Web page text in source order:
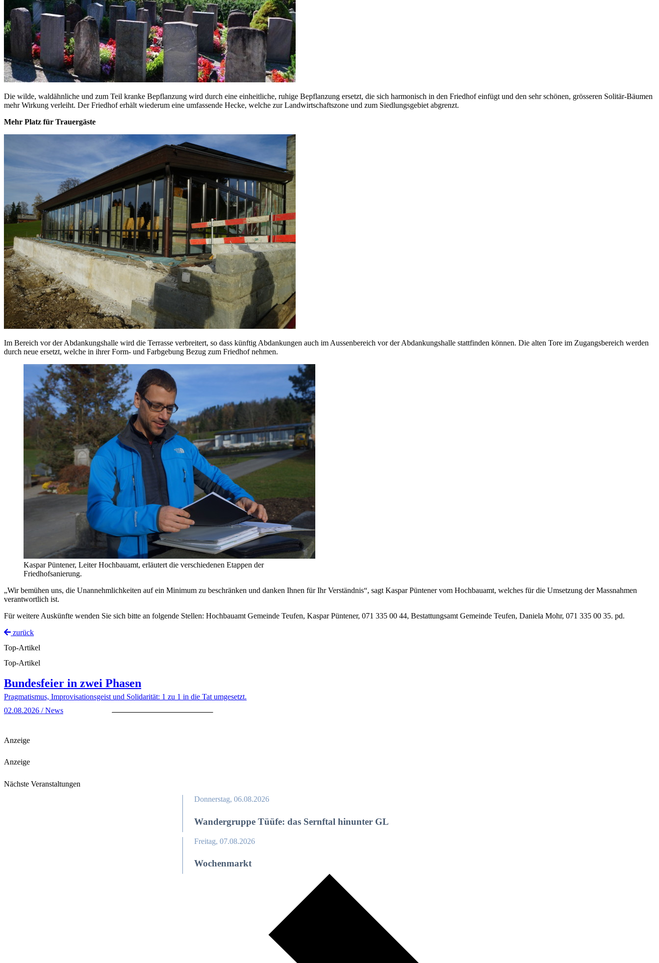
Die wilde, waldähnliche und zum Teil kranke Bepflanzung wird durch eine einheitliche, ruhige Bepflanzung ersetzt, die sich harmonisch in den Friedhof einfügt und den sehr schönen, grösseren Solitär-Bäumen
mehr Wirkung verleiht. Der Friedhof erhält wiederum eine umfassende Hecke, welche zur Landwirtschaftszone und zum Siedlungsgebiet abgrenzt.
Mehr Platz für Trauergäste
Im Bereich vor der Abdankungshalle wird die Terrasse verbreitert, so dass künftig Abdankungen auch im Aussenbereich vor der Abdankungshalle stattfinden können. Die alten Tore im Zugangsbereich werden
durch neue ersetzt, welche in ihrer Form- und Farbgebung Bezug zum Friedhof nehmen.
Kaspar Püntener, Leiter Hochbauamt, erläutert die verschiedenen Etappen der
Friedhofsanierung.
„Wir bemühen uns, die Unannehmlichkeiten auf ein Minimum zu beschränken und danken Ihnen für Ihr Verständnis“, sagt Kaspar Püntener vom Hochbauamt, welches für die Umsetzung der Massnahmen
verantwortlich ist.
Für weitere Auskünfte wenden Sie sich bitte an folgende Stellen: Hochbauamt Gemeinde Teufen, Kaspar Püntener, 071 335 00 44, Bestattungsamt Gemeinde Teufen, Daniela Mohr, 071 335 00 35. pd.
zurück
Top-Artikel
Top-Artikel
Bundesfeier in zwei Phasen
Pragmatismus, Improvisationsgeist und Solidarität: 1 zu 1 in die Tat umgesetzt.
02.08.2026 / News
Anzeige
Anzeige
Nächste Veranstaltungen
Donnerstag, 06.08.2026
Wandergruppe Tüüfe: das Sernftal hinunter GL
Freitag, 07.08.2026
Wochenmarkt